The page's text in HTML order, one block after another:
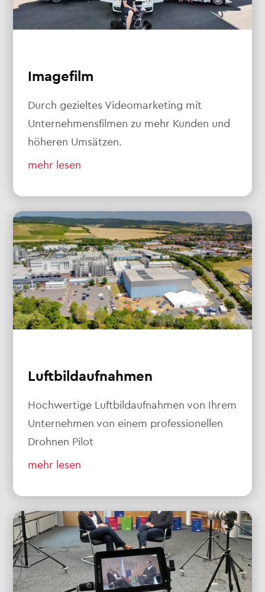
Imagefilm
Durch gezieltes Videomarketing mit
Unternehmensfilmen zu mehr Kunden und
höheren Umsätzen.
mehr lesen
Luftbildaufnahmen
Hochwertige Luftbildaufnahmen von Ihrem
Unternehmen von einem professionellen
Drohnen Pilot
mehr lesen